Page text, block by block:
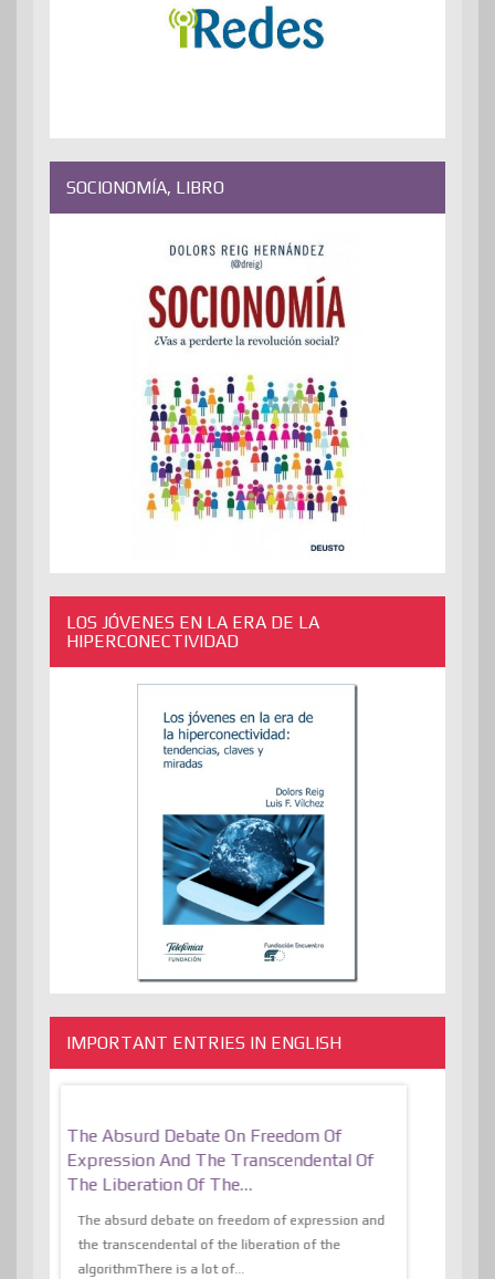
SOCIONOMÍA, LIBRO
LOS JÓVENES EN LA ERA DE LA
HIPERCONECTIVIDAD
IMPORTANT ENTRIES IN ENGLISH
The Absurd Debate On Freedom Of
Expression And The Transcendental Of
The Liberation Of The…
The absurd debate on freedom of expression and
the transcendental of the liberation of the
algorithmThere is a lot of...